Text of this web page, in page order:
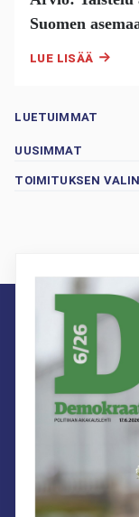
Suomen
LUE LISÄÄ
LUETUIMMAT
UUSIMMAT
TOIMITUKSEN